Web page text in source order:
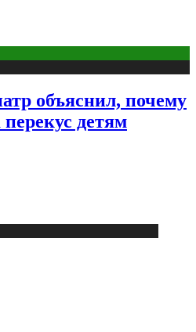
объяснил, почему
детям